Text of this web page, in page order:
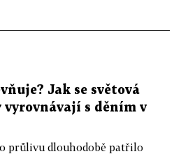
Jak se světová
s děním v
průlivu dlouhodobě patřilo